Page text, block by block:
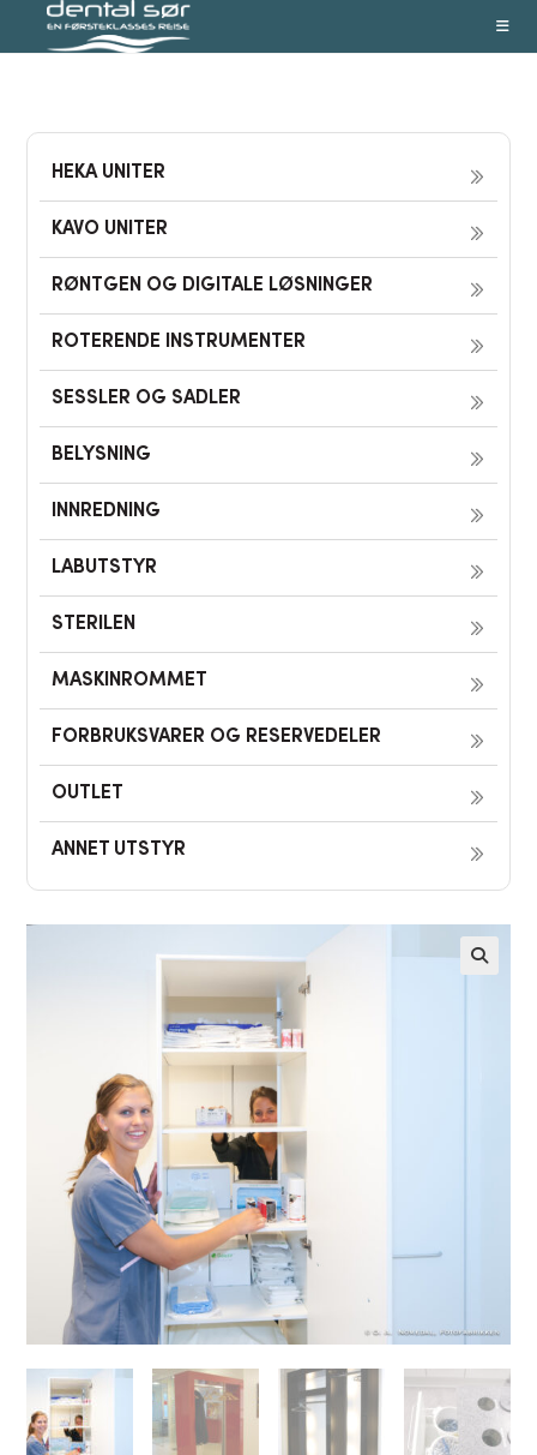
HEKA UNITER
KAVO UNITER
RØNTGEN OG DIGITALE LØSNINGER
ROTERENDE INSTRUMENTER
SESSLER OG SADLER
BELYSNING
INNREDNING
LABUTSTYR
STERILEN
MASKINROMMET
FORBRUKSVARER OG RESERVEDELER
OUTLET
ANNET UTSTYR